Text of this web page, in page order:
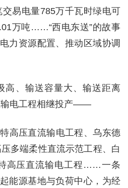
易电量785万千瓦时绿电可
万吨……“西电东送”的故事
力资源配置、推动区域协调
高、输送容量大、输送距离
输电工程相继投产——
高压直流输电工程、乌东德
多端柔性直流示范工程、白
高压直流输电工程……一条
能源基地与负荷中心，为经